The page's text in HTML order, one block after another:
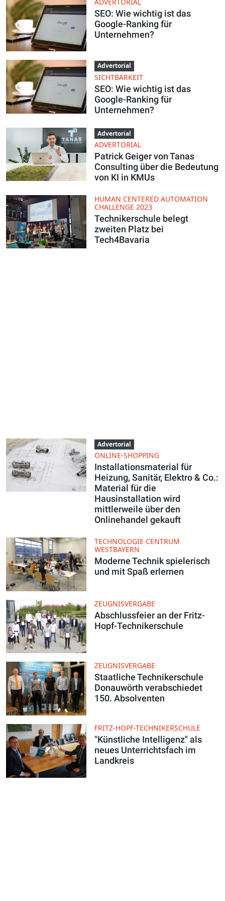
SEO: Wie wichtig ist das
Google-Ranking für
Unternehmen?
Advertorial
SICHTBARKEIT
SEO: Wie wichtig ist das
Google-Ranking für
Unternehmen?
Advertorial
ADVERTORIAL
Patrick Geiger von Tanas
Consulting über die Bedeutung
von KI in KMUs
HUMAN CENTERED AUTOMATION
CHALLENGE 2023
Technikerschule belegt
zweiten Platz bei
Tech4Bavaria
Advertorial
ONLINE-SHOPPING
Installationsmaterial für
Heizung, Sanitär, Elektro & Co.:
Material für die
Hausinstallation wird
mittlerweile über den
Onlinehandel gekauft
TECHNOLOGIE CENTRUM
WESTBAYERN
Moderne Technik spielerisch
und mit Spaß erlernen
ZEUGNISVERGABE
Abschlussfeier an der Fritz-
Hopf-Technikerschule
ZEUGNISVERGABE
Staatliche Technikerschule
Donauwörth verabschiedet
150. Absolventen
FRITZ-HOPF-TECHNIKERSCHULE
"Künstliche Intelligenz" als
neues Unterrichtsfach im
Landkreis